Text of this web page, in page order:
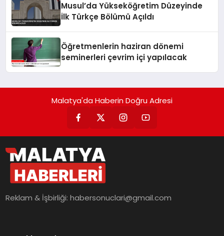
Musul’da Yükseköğretim Düzeyinde
İlk Türkçe Bölümü Açıldı
Öğretmenlerin haziran dönemi
seminerleri çevrim içi yapılacak
Malatya'da Haberin Doğru Adresi
Reklam & İşbirliği:habersonuclari@gmail.com